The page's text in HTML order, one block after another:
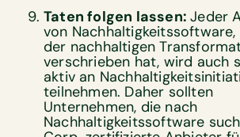
Taten folgen lassen:Jeder
von
der nachhaltigen
verschrieben hat, wird auch
aktiv an
teilnehmen. Daher sollten
Unternehmen, die nach
Nachhaltigkeitssoftware